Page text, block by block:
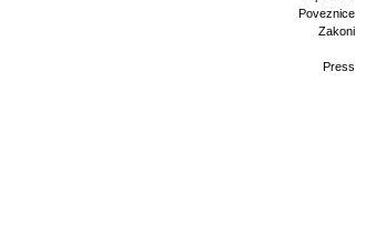
Poveznice
Zakoni
Press